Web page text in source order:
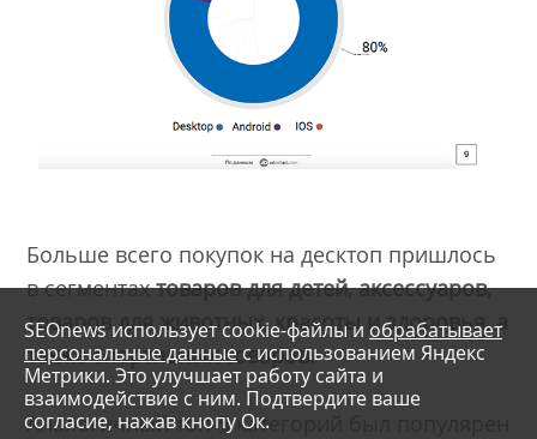
Больше всего покупок на десктоп пришлось
в сегментахтоваров для детей, аксессуаров,
товаров для животных, красоты и здоровья, а
также спортивных товаров.
Аналогичный топ-5 категорий был популярен
SEOnews использует cookie-файлы и обрабатывает
персональные данныес использованием Яндекс
Метрики. Это улучшает работу сайта и
взаимодействие с ним. Подтвердите ваше
согласие, нажав кнопу Ок.